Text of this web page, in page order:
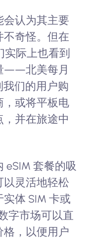
会认为其主要
不奇怪。但在
实际上也看到
——北美每月
我们的用户购
，或将平板电
并在旅途中
eSIM 套餐的吸
以灵活地轻松
体 SIM 卡或
字市场可以直
格，以便用户